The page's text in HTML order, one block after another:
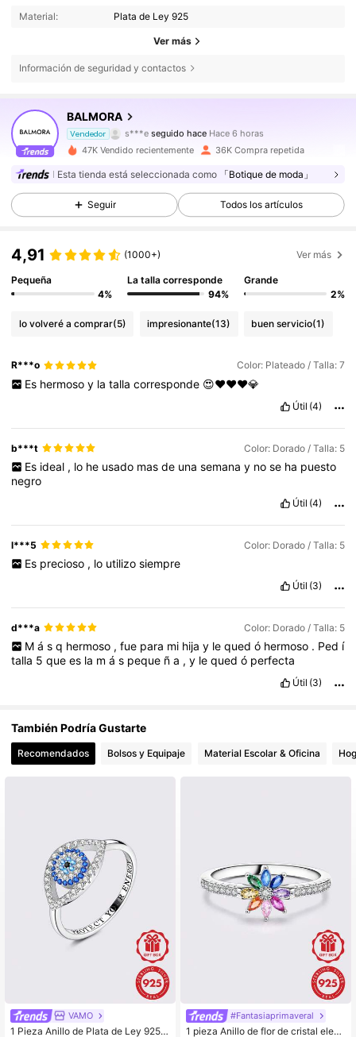
Material: Plata de Ley 925
Ver más
Información de seguridad y contactos
BALMORA
Vendedor
4,87 83K Seguidores
s***e
y***n está navegando
4,87
83K Seguidores
83K Seguidores
4,87 83K Seguidores
4,87 83K Seguidores
47K Vendido recientemente 36K Compra repetida
Esta tienda está seleccionada como 「Botique de moda」
Seguir Todos los artículos
4,91 (1000+) Ver más
Pequeña
4%
La talla corresponde
94%
Grande
2%
lo volveré a comprar(5) impresionante(13) buen servicio(1)
R***o Color: Plateado / Talla: 7
Es hermoso y la talla corresponde 😍❤️❤️❤️💎
Útil (4)
b***t Color: Dorado / Talla: 5
Es ideal , lo he usado mas de una semana y no se ha puesto
negro
Útil (4)
l***5 Color: Dorado / Talla: 5
Es precioso , lo utilizo siempre
Útil (3)
d***a Color: Dorado / Talla: 5
M á s q hermoso , fue para mi hija y le qued ó hermoso . Ped í
talla 5quees la más peque ña ,y lequedó perfecta
Útil (3)
También Podría Gustarte
Recomendados Bolsos y Equipaje Material Escolar & Oficina
VAMO
1 Pieza Anillo de Plata de Ley 925
#Fantasiaprimaveral
1 pieza Anillo de flor de cristal elega